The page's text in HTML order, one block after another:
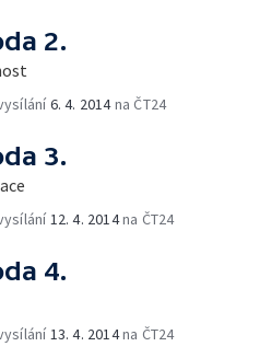
2.
6. 4. 2014na ČT24
3.
12. 4. 2014na ČT24
4.
13. 4. 2014na ČT24